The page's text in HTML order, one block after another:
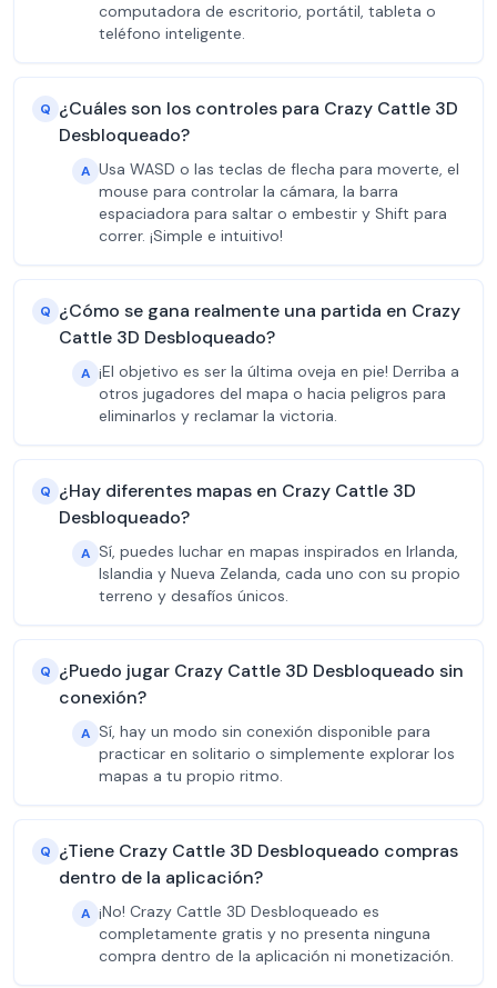
computadora de escritorio, portátil, tableta o
teléfono inteligente.
Q ¿Cuáles son los controles para Crazy Cattle 3D
Desbloqueado?
A Usa WASD o las teclas de flecha para moverte, el
mouse para controlar la cámara, la barra
espaciadora para saltar o embestir y Shift para
correr. ¡Simple e intuitivo!
Q ¿Cómo se gana realmente una partida en Crazy
Cattle 3D Desbloqueado?
A ¡El objetivo es ser la última oveja en pie! Derriba a
otros jugadores del mapa o hacia peligros para
eliminarlos y reclamar la victoria.
Q ¿Hay diferentes mapas en Crazy Cattle 3D
Desbloqueado?
A Sí, puedes luchar en mapas inspirados en Irlanda,
Islandia y Nueva Zelanda, cada uno con su propio
terreno y desafíos únicos.
Q ¿Puedo jugar Crazy Cattle 3D Desbloqueado sin
conexión?
A Sí, hay un modo sin conexión disponible para
practicar en solitario o simplemente explorar los
mapas a tu propio ritmo.
Q ¿Tiene Crazy Cattle 3D Desbloqueado compras
dentro de la aplicación?
A ¡No! Crazy Cattle 3D Desbloqueado es
completamente gratis y no presenta ninguna
compra dentro de la aplicación ni monetización.